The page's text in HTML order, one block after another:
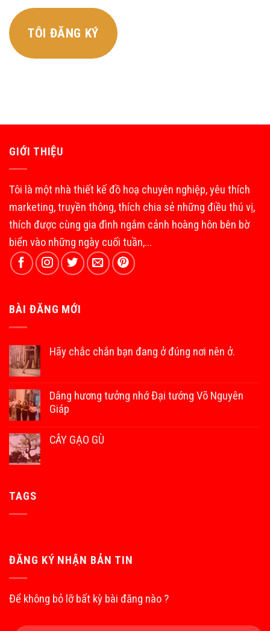
TÔI ĐĂNG KÝ
GIỚI THIỆU
Tôi là một nhà thiết kế đồ hoạ chuyên nghiệp, yêu thích
marketing, truyền thông, thích chia sẻ những điều thú vị,
thích được cùng gia đình ngắm cảnh hoàng hôn bên bờ
biển vào những ngày cuối tuần,...
BÀI ĐĂNG MỚI
Hãy chắc chắn bạn đang ở đúng nơi nên ở.
Dâng hương tưởng nhớ Đại tướng Võ Nguyên
Giáp
CÂY GẠO GÙ
TAGS
ĐĂNG KÝ NHẬN BẢN TIN
Để không bỏ lỡ bất kỳ bài đăng nào ?